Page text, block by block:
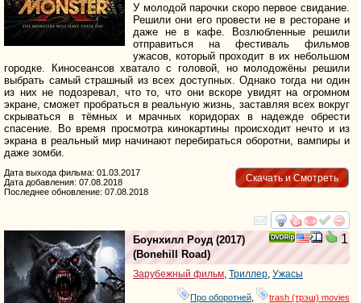
У молодой парочки скоро первое свидание.
Решили они его провести не в ресторане и
даже не в кафе. Возлюбленные решили
отправиться на фестиваль фильмов
ужасов, который проходит в их небольшом
городке. Киносеансов хватало с головой, но молодожёны решили
выбрать самый страшный из всех доступных. Однако тогда ни один
из них не подозревал, что то, что они вскоре увидят на огромном
экране, сможет пробраться в реальную жизнь, заставляя всех вокруг
скрываться в тёмных и мрачных коридорах в надежде обрести
спасение. Во время просмотра кинокартины происходит нечто и из
экрана в реальный мир начинают перебираться оборотни, вампиры и
даже зомби.
Скачать и Смотреть
Дата выхода фильма: 01.03.2017
Дата добавления: 07.08.2018
Последнее обновление: 07.08.2018
смотреть
1
Боунхилл Роуд (2017)
(Bonehill Road)
Зарубежный фильм Триллер Ужасы
Про оборотней trash (трэш) movies